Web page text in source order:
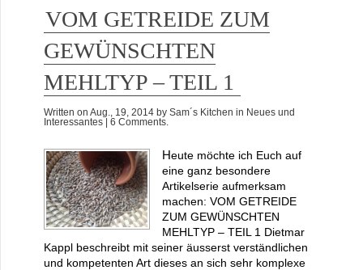
VOM GETREIDE ZUM
GEWÜNSCHTEN
MEHLTYP – TEIL 1
Written on Aug., 19, 2014 by Sam´s Kitchen in Neues und
Interessantes
| 6 Comments.
Heute möchte ich Euch auf
eine ganz besondere
Artikelserie aufmerksam
machen: VOM GETREIDE
ZUM GEWÜNSCHTEN
MEHLTYP – TEIL 1 Dietmar
Kappl beschreibt mit seiner äusserst verständlichen
und kompetenten Art dieses an sich sehr komplexe